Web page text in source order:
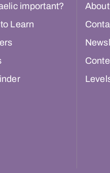
important?
Learn